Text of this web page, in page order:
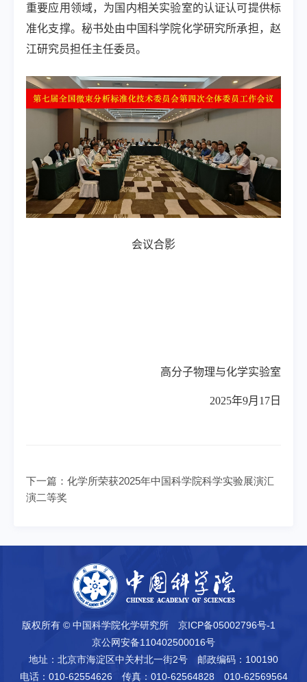
重要应用领域，为国内相关实验室的认证认可提供标
准化支撑。秘书处由中国科学院化学研究所承担，赵
江研究员担任主任委员。
会议合影
高分子物理与化学实验室
2025年9月 17 日
下一篇： 化学所荣获2025年中国科学院科学实验展演汇
演二等奖
版权所有 © 中国科学院化学研究所
京ICP备05002796号-1
京公网安备110402500016号
地址：北京市海淀区中关村北一街2号
邮政编码：100190
电话：010-62554626
传真：010-62564828 010-62569564